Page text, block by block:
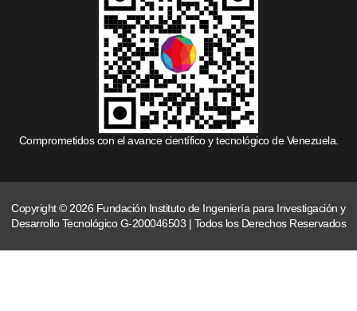
Comprometidos con el avance científico y tecnológico de Venezuela.
Copyright © 2026 Fundación Instituto de Ingeniería para Investigación y
Desarrollo Tecnológico G-200046503 | Todos los Derechos Reservados